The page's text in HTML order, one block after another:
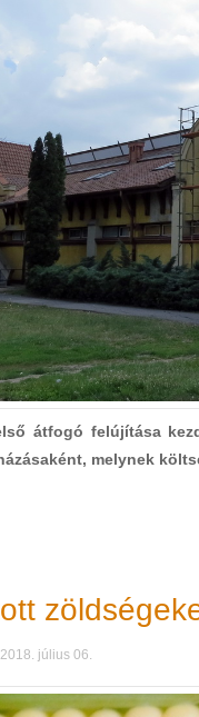
átfogó felújítása
melynek
július 06.